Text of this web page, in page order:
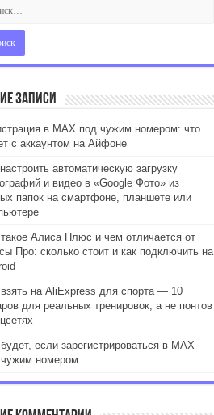
записи
в MAX под чужим номером: что
с аккаунтом на Айфоне
автоматическую загрузку
и видео в «Google Фото» из
папок на смартфоне, планшете или
Алиса Плюс и чем отличается от
Про: сколько стоит и как подключить на
на AliExpress для спорта — 10
для реальных тренировок, а не понтов
если зарегистрироваться в MAX
номером